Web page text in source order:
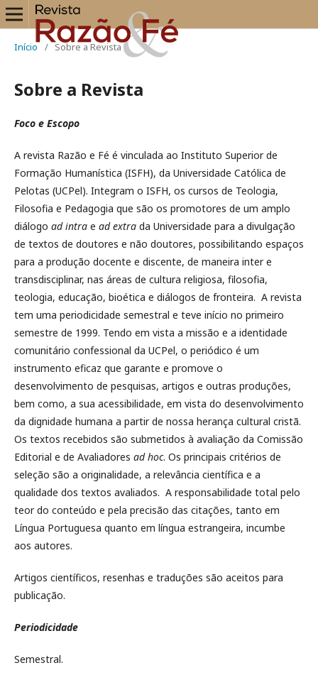
Início / Sobre a Revista
Sobre a Revista
Foco e Escopo
A revista Razão e Fé é vinculada ao Instituto Superior de
Formação Humanística (ISFH), da Universidade Católica de
Pelotas (UCPel). Integram o ISFH, os cursos de Teologia,
Filosofia e Pedagogia que são os promotores de um amplo
diálogo ad intra e ad extra da Universidade para a divulgação
de textos de doutores e não doutores, possibilitando espaços
para a produção docente e discente, de maneira inter e
transdisciplinar, nas áreas de cultura religiosa, filosofia,
teologia, educação, bioética e diálogos de fronteira. A revista
tem uma periodicidade semestral e teve início no primeiro
semestre de 1999. Tendo em vista a missão e a identidade
comunitário confessional da UCPel, o periódico é um
instrumento eficaz que garante e promove o
desenvolvimento de pesquisas, artigos e outras produções,
bem como, a sua acessibilidade, em vista do desenvolvimento
da dignidade humana a partir de nossa herança cultural cristã.
Os textos recebidos são submetidos à avaliação da Comissão
Editorial e de Avaliadores ad hoc. Os principais critérios de
seleção são a originalidade, a relevância científica e a
qualidade dos textos avaliados. A responsabilidade total pelo
teor do conteúdo e pela precisão das citações, tanto em
Língua Portuguesa quanto em língua estrangeira, incumbe
aos autores.
Artigos científicos, resenhas e traduções são aceitos para
publicação.
Periodicidade
Semestral.